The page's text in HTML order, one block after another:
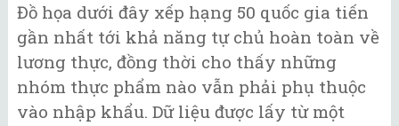
Đồ họa dưới đây xếp hạng 50 quốc gia tiến
gần nhất tới khả năng tự chủ hoàn toàn về
lương thực, đồng thời cho thấy những
nhóm thực phẩm nào vẫn phải phụ thuộc
vào nhập khẩu. Dữ liệu được lấy từ một